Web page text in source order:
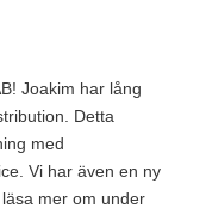
Joakim har lång
Detta
med
Vi har även en ny
mer om under